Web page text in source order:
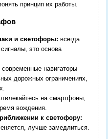
принцип их работы.
и светофоры: всегда
это основа
современные навигаторы
дорожных ограничениях,
на смартфоны,
вождения.
к светофору:
лучше замедлиться.